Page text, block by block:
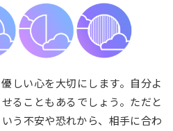
しい心を大切にします。自分よ
ることもあるでしょう。ただと
う不安や恐れから、相手に合わ